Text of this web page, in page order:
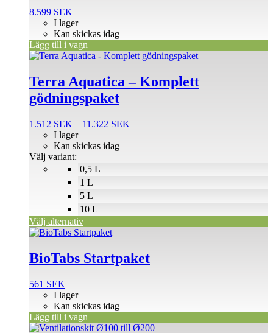
8.599 SEK
I lager
Kan skickas idag
Lägg till i vagn
Terra Aquatica – Komplett
gödningspaket
1.512 SEK – 11.322 SEK
0,5 L
1 L
5 L
10 L
I lager
Kan skickas idag
Välj variant:
Välj alternativ
Den
produkten
har
flera
De
olika
alternativen
kan
väljas
produktsidan
BioTabs Startpaket
561 SEK
I lager
Kan skickas idag
Lägg till i vagn
Den